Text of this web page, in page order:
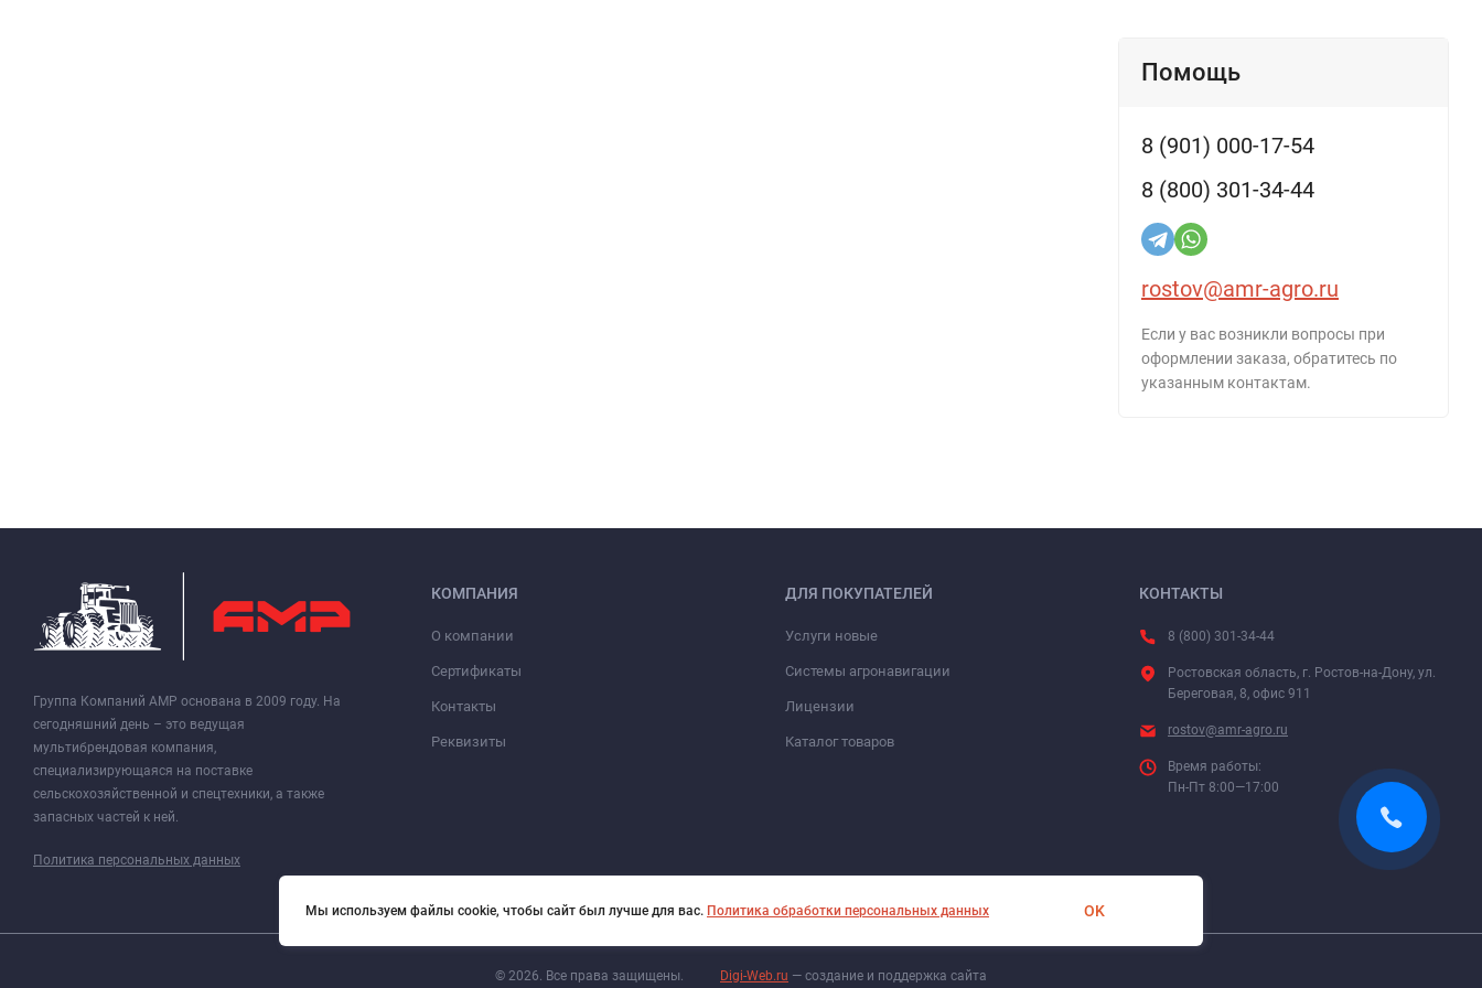
Помощь
8 (901) 000-17-54
8 (800) 301-34-44
rostov@amr-agro.ru
Если у вас возникли вопросы при
оформлении заказа, обратитесь по
указанным контактам.
Группа Компаний АМР основана в 2009 году. На
сегодняшний день – это ведущая
мультибрендовая компания,
специализирующаяся на поставке
сельскохозяйственной и спецтехники, а также
запасных частей к ней.
Политика персональных данных
КОМПАНИЯ
О компании
Сертификаты
Контакты
Реквизиты
ДЛЯ ПОКУПАТЕЛЕЙ
Услуги новые
Системы агронавигации
Лицензии
Каталог товаров
КОНТАКТЫ
8 (800) 301-34-44
Ростовская область, г. Ростов-на-Дону, ул.
Береговая, 8, офис 911
rostov@amr-agro.ru
Время работы:
Пн-Пт 8:00—17:00
© 2026. Все права защищены. Digi-Web.ru — создание и поддержка сайта
Мы используем файлы cookie, чтобы сайт был лучше для вас. Политика обработки персональных данных OK